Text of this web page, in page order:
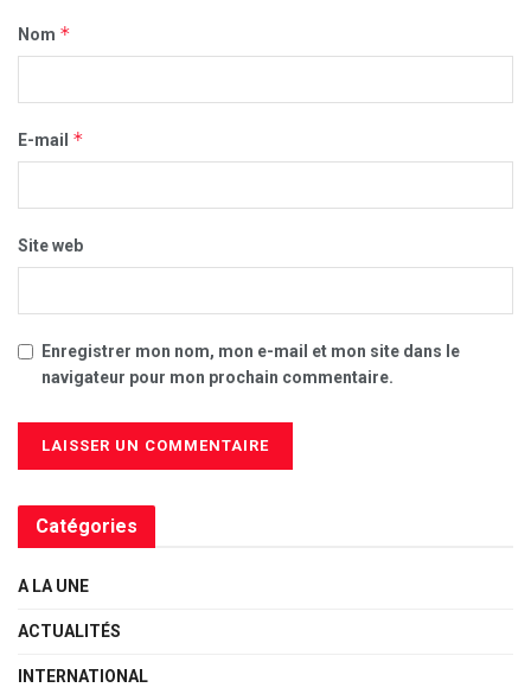
Nom *
E-mail *
Site web
Enregistrer mon nom, mon e-mail et mon site dans le
navigateur pour mon prochain commentaire.
Catégories
A LA UNE
ACTUALITÉS
INTERNATIONAL